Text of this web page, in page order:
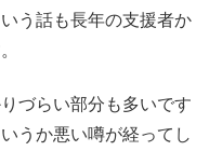
う話も長年の支援者か
づらい部分も多いです
うか悪い噂が経ってし